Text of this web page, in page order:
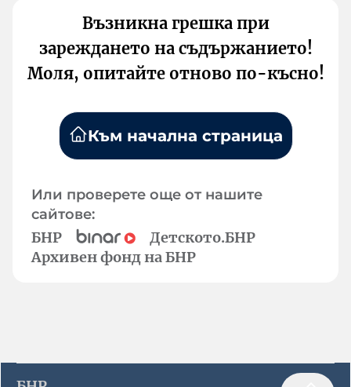
Възникна грешка при
зареждането на съдържанието!
Моля, опитайте отново по-късно!
Към начална страница
Или проверете още от нашите
сайтове:
БНР
Детското.БНР
Архивен фонд на БНР